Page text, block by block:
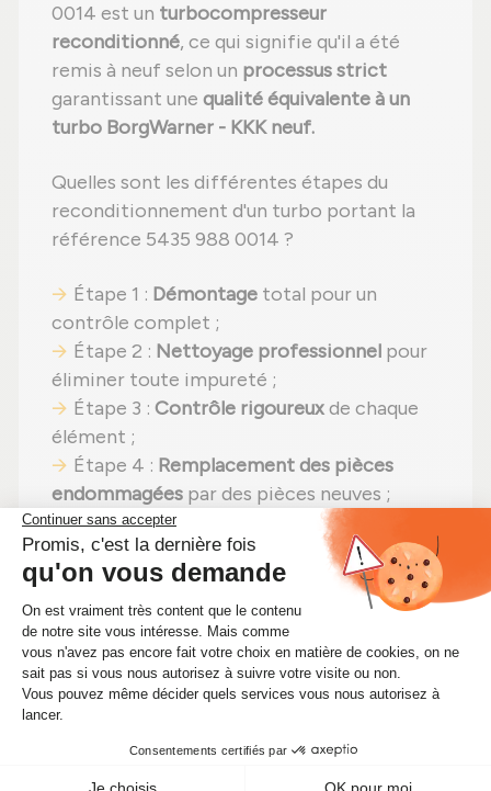
0014 est un turbocompresseur
reconditionné, ce qui signifie qu'il a été
remis à neuf selon un processus strict
garantissant une qualité équivalente à un
turbo BorgWarner - KKK neuf.
Quelles sont les différentes étapes du
reconditionnement d'un turbo portant la
référence 5435 988 0014 ?
Étape 1 : Démontage total pour un
contrôle complet ;
Étape 2 : Nettoyage professionnel pour
éliminer toute impureté ;
Étape 3 : Contrôle rigoureuxde chaque
élément ;
Étape 4 : Remplacement des pièces
endommagées par des pièces neuves ;
Étape 5 :Réassemblage
avec des
réglages effectués selon les
recommandations du fabricant ;
Étape 6 : Tests completssur banc d'essai
Schenck avant envoi.
En choisissant unturbocompresseur
reconditionné
efficacité préservée,une solution plus
économique (actuellement à seulement